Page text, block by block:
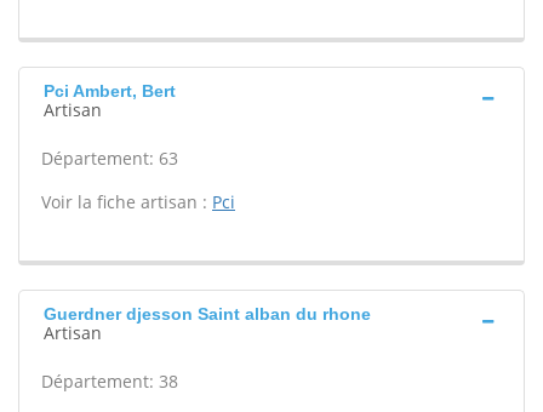
Pci Ambert, Bert
Artisan
Département: 63
Voir la fiche artisan : Pci
Guerdner djesson Saint alban du rhone
Artisan
Département: 38